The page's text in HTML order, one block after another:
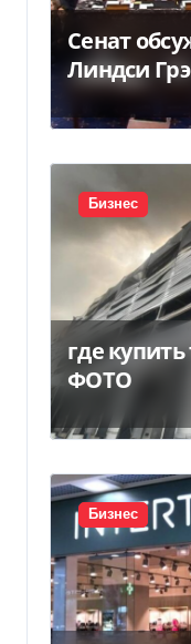
Сенат
Линдси
Бизнес
где
ФОТО
Бизнес